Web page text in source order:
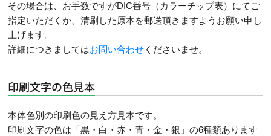
その場合は、お手数ですがDIC番号（カラーチップ表）にてご
指定いただくか、清刷した原本を郵送頂きますようお願い申し
上げます。
詳細につきましてはお問い合わせ くださいませ。
印刷文字の色見本
本体色別の印刷色の見え方見本です。
印刷文字の色は「黒・白・赤・青・金・銀」の6種類あります